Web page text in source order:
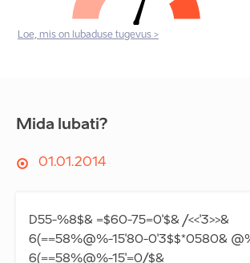
Loe, mis on lubaduse tugevus >
Mida lubati?
01.01.2014
D55-%8$& =$60-75=0'$& /<<'3>>&
6(==58%@%-15'80-0'3$$*0580&
6(==58%@%-15'=0/$&